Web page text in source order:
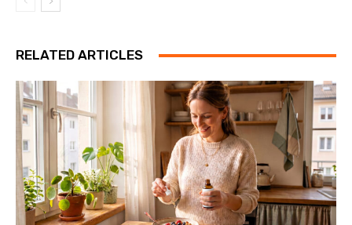
RELATED ARTICLES